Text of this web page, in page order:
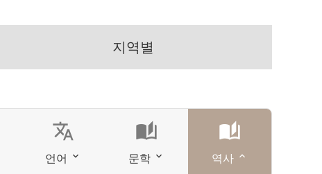
지역별
translate
언어
auto_stories
문학
auto_stories
역사